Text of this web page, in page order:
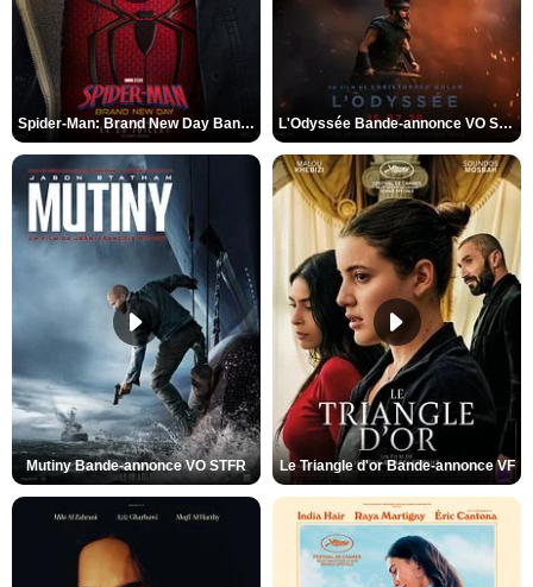
Spider-Man: Brand New Day Bande-annonce VO STFR L'Odyssée Bande-annonce VO STFR
Mutiny Bande-annonce VO STFR Le Triangle d'or Bande-annonce VF